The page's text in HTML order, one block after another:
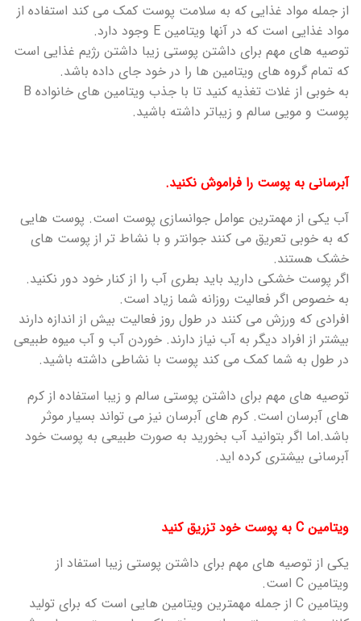
از جمله مواد غذایی که به سلامت پوست کمک می کند استفاده از
مواد غذایی است که در آنها ویتامین E وجود دارد.
توصیه های مهم برای داشتن پوستی زیبا داشتن رژیم غذایی است
که تمام گروه های ویتامین ها را در خود جای داده باشد.
به خوبی از غلات تغذیه کنید تا با جذب ویتامین های خانواده B
پوست و مویی سالم و زیباتر داشته باشید.
آبرسانی به پوست را فراموش نکنید.
آب یکی از مهمترین عوامل جوانسازی پوست است. پوست هایی
که به خوبی تعریق می کنند جوانتر و با نشاط تر از پوست های
خشک هستند.
اگر پوست خشکی دارید باید بطری آب را از کنار خود دور نکنید.
به خصوص اگر فعالیت روزانه شما زیاد است.
افرادی که ورزش می کنند در طول روز فعالیت بیش از اندازه دارند
بیشتر از افراد دیگر به آب نیاز دارند. خوردن آب و آب میوه طبیعی
در طول به شما کمک می کند پوست با نشاطی داشته باشید.
توصیه های مهم برای داشتن پوستی سالم و زیبا استفاده از کرم
های آبرسان است. کرم های آبرسان نیز می تواند بسیار موثر
باشد.اما اگر بتوانید آب بخورید به صورت طبیعی به پوست خود
آبرسانی بیشتری کرده اید.
ویتامین C به پوست خود تزریق کنید
یکی از توصیه های مهم برای داشتن پوستی زیبا استفاد از
ویتامین C است.
ویتامین C از جمله مهمترین ویتامین هایی است که برای تولید